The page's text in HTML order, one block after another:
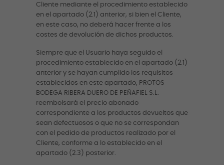
Cliente mediante el procedimiento establecido
en el apartado (2.1) anterior, si bien el Cliente,
en este caso, no deberá hacer frente a los
costes de devolución de dichos productos.
Siempre que el Usuario haya seguido el
procedimiento establecido en el apartado (2.1)
anterior y se hayan cumplido los requisitos
establecidos en este apartado, PROTOS
BODEGA RIBERA DUERO DE PEÑAFIEL S.L.
reembolsará el precio abonado
correspondiente a los productos devueltos que
sean defectuosos o que no se correspondan
con el pedido de productos realizado por el
Cliente, conforme a lo establecido en el
apartado (2.3) posterior.